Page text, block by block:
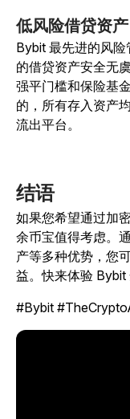
低风险借贷资
Bybit 最先进的风
的借贷资产安全无
强平门槛和保险基
的，所有存入资产
流出平台。
结语
如果您希望通过加
余币宝值得考虑。
产等多种优势，您
益。快来体验 Bybit
#Bybit